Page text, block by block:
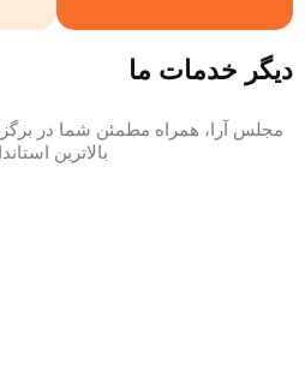
دیگر خدمات ما
مجلس آرا، همراه مطمئن شما در
بالاترین